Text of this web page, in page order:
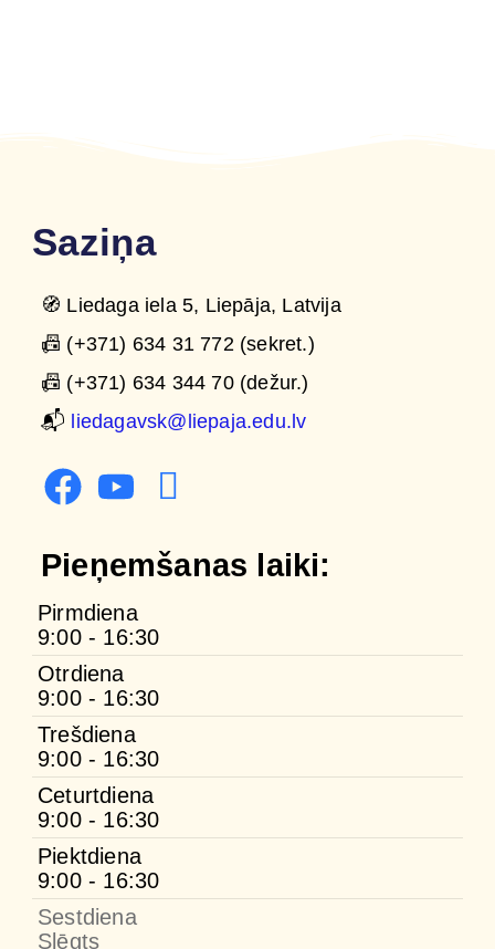
Saziņa
🧭 Liedaga iela 5, Liepāja, Latvija
📠 (+371) 634 31 772 (sekret.)
📠 (+371) 634 344 70 (dežur.)
📬 liedagavsk@liepaja.edu.lv
Pieņemšanas laiki:
Pirmdiena
9:00 - 16:30
Otrdiena
9:00 - 16:30
Trešdiena
9:00 - 16:30
Ceturtdiena
9:00 - 16:30
Piektdiena
9:00 - 16:30
Sestdiena
Slēgts